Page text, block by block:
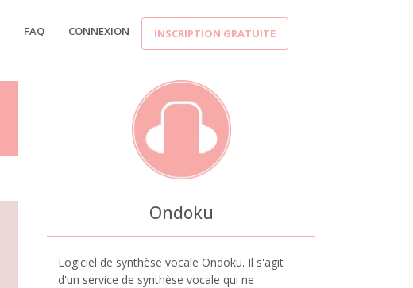
FAQ CONNEXION INSCRIPTION GRATUITE
Ondoku
Logiciel de synthèse vocale Ondoku. Il s'agit
d'un service de synthèse vocale qui ne